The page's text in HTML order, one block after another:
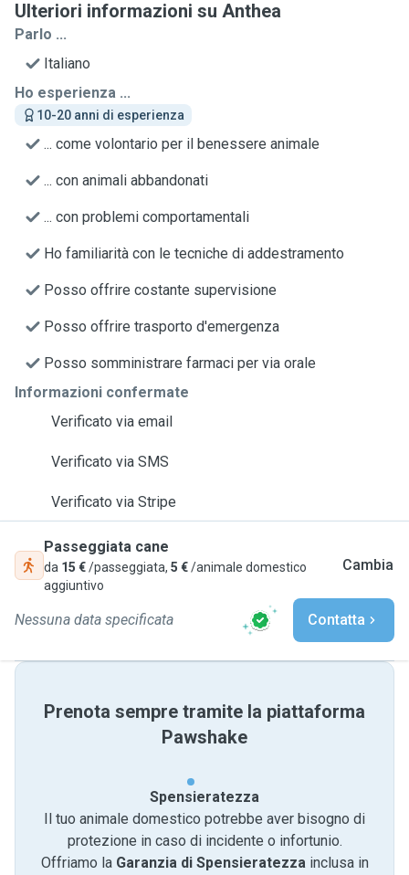
Ulteriori informazioni su Anthea
Parlo ...
Italiano
Ho esperienza ...
10-20 anni di esperienza
... come volontario per il benessere animale
... con animali abbandonati
... con problemi comportamentali
Ho familiarità con le tecniche di addestramento
Posso offrire costante supervisione
Posso offrire trasporto d'emergenza
Posso somministrare farmaci per via orale
Informazioni confermate
Verificato via email
Verificato via SMS
Verificato via Stripe
Passeggiata cane
da 15 €/passeggiata, 5 €/animale domestico
aggiuntivo
Cambia
Nessuna data specificata Contatta
Prenota sempre tramite la piattaforma
Pawshake
Spensieratezza
Il tuo animale domestico potrebbe aver bisogno di
protezione in caso di incidente o infortunio.
Offriamo la Garanzia di Spensieratezzainclusa in